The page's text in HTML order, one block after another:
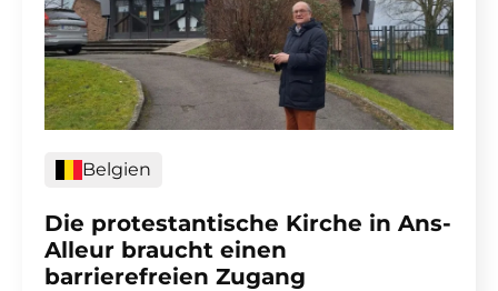
Belgien
Die protestantische Kirche in Ans-
Alleur braucht einen
barrierefreien Zugang